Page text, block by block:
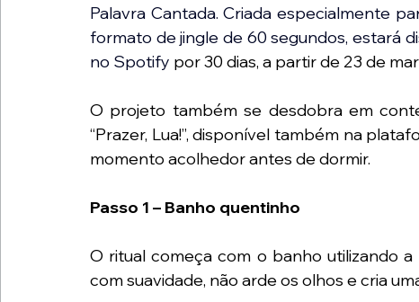
Palavra Cantada. Criada especialmente
formato de jingle de 60 segundos, estará
no Spotify por 30 dias, a partir de 23 de
O projeto também se desdobra em
“Prazer, Lua!”, disponível também na
momento acolhedor antes de dormir.
Passo 1 – Banho quentinho
O ritual começa com o banho utilizando
com suavidade, não arde os olhos e cria